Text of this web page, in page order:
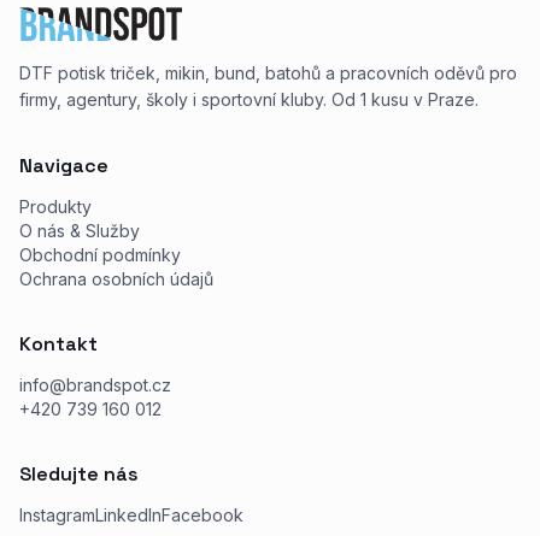
DTF potisk triček, mikin, bund, batohů a pracovních oděvů pro
firmy, agentury, školy i sportovní kluby. Od 1 kusu v Praze.
Navigace
Produkty
O nás & Služby
Obchodní podmínky
Ochrana osobních údajů
Kontakt
info@brandspot.cz
+420 739 160 012
Sledujte nás
InstagramLinkedInFacebook